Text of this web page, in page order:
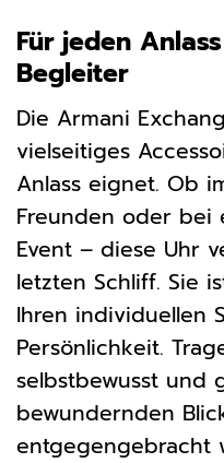
Für jeden
Begleiter
Die Armani
vielseitiges
Anlass eignet. Ob
Freunden oder bei
Event – diese Uhr
letzten Schliff. Sie
Ihren individuellen
Persönlichkeit.
selbstbewusst und
bewundernden
entgegengebracht